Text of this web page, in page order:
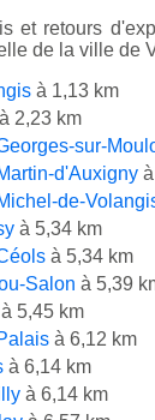
et retours
de la ville de
à 1,13 km
à 2,23 km
sur-
d'Auxigny
de-
à 5,34 km
à 5,34 km
Salon à 5,39
à 5,45 km
à 6,12 km
à 6,14 km
à 6,14 km